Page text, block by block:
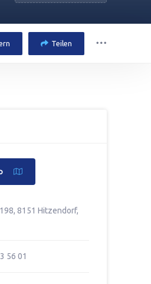
Teilen
8151 Hitzendorf,
56 01